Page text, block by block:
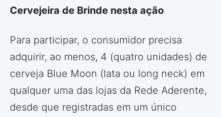
Cervejeira de Brinde nesta ação
Para participar, o consumidor precisa
adquirir, ao menos, 4 (quatro unidades) de
cerveja Blue Moon (lata ou long neck) em
qualquer uma das lojas da Rede Aderente,
desde que registradas em um único